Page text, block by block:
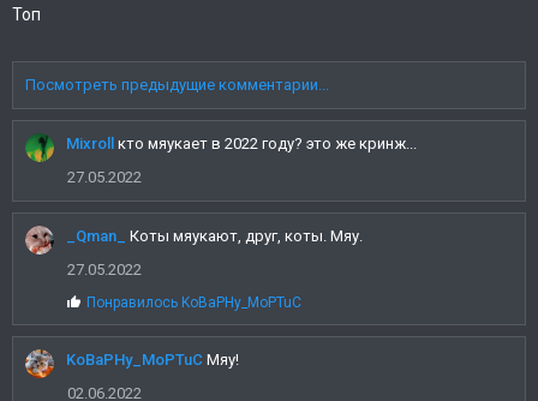
Топ
Посмотреть предыдущие комментарии...
Mixroll кто мяукает в 2022 году? это же кринж...
27.05.2022
_Qman_
Коты мяукают, друг, коты. Мяу.
27.05.2022
С
и
м
п
т
Понравилось KoBaPHy_MoPTuC
KoBaPHy_MoPTuC Мяу!
02.06.2022